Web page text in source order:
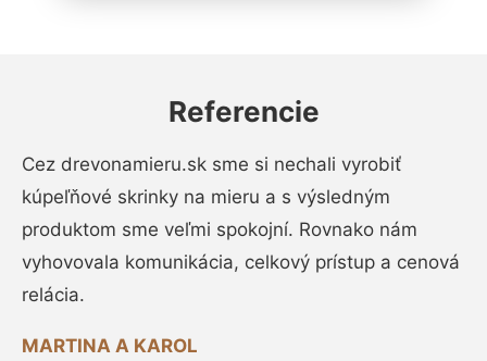
Referencie
Cez drevonamieru.sk sme si nechali vyrobiť
kúpeľňové skrinky na mieru a s výsledným
produktom sme veľmi spokojní. Rovnako nám
vyhovovala komunikácia, celkový prístup a cenová
relácia.
MARTINA A KAROL